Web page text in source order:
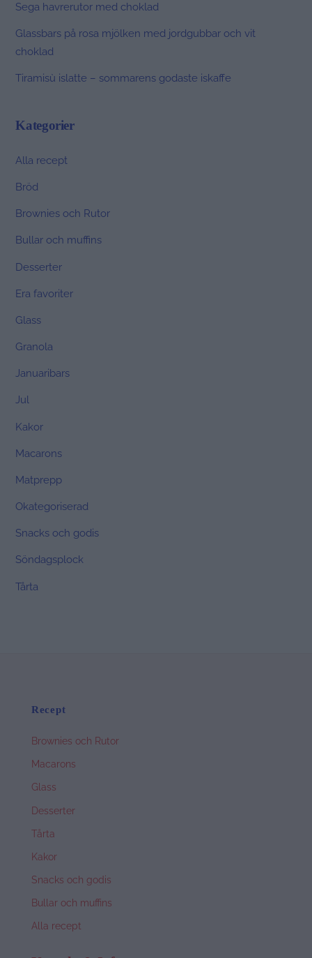
Sega havrerutor med choklad
Glassbars på rosa mjölken med jordgubbar och vit
choklad
Tiramisù islatte – sommarens godaste iskaffe
Kategorier
Alla recept
Bröd
Brownies och Rutor
Bullar och muffins
Desserter
Era favoriter
Glass
Granola
Januaribars
Jul
Kakor
Macarons
Matprepp
Okategoriserad
Snacks och godis
Söndagsplock
Tårta
Recept
Brownies och Rutor
Macarons
Glass
Desserter
Tårta
Kakor
Snacks och godis
Bullar och muffins
Alla recept